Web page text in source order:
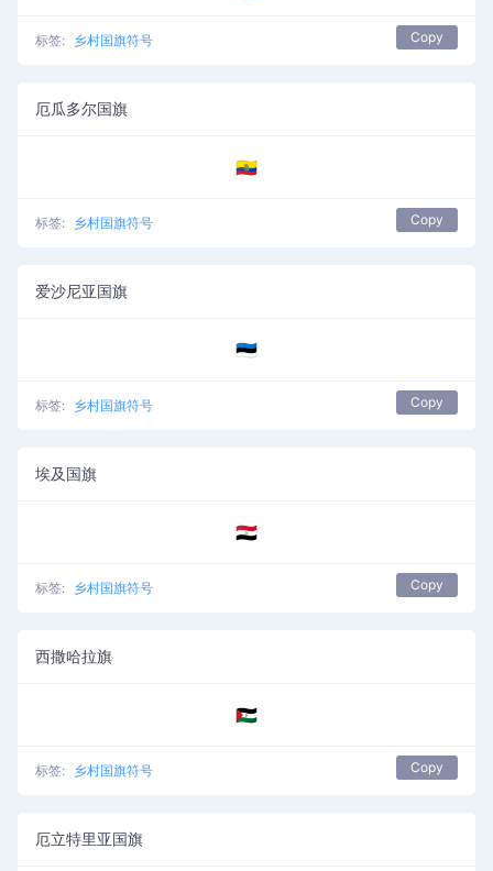
标签: 乡村国旗符号 Copy
厄瓜多尔国旗
🇪🇨
标签: 乡村国旗符号 Copy
爱沙尼亚国旗
🇪🇪
标签: 乡村国旗符号 Copy
埃及国旗
🇪🇬
标签: 乡村国旗符号 Copy
西撒哈拉旗
🇪🇭
标签: 乡村国旗符号 Copy
厄立特里亚国旗